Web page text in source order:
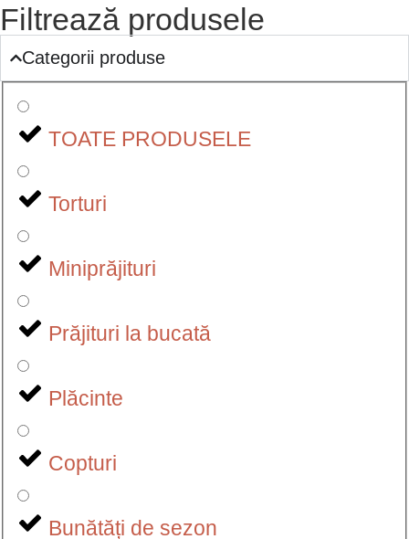
Filtrează produsele
Categorii produse
TOATE PRODUSELE
Torturi
Miniprăjituri
Prăjituri la bucată
Plăcinte
Copturi
Bunătăți de sezon